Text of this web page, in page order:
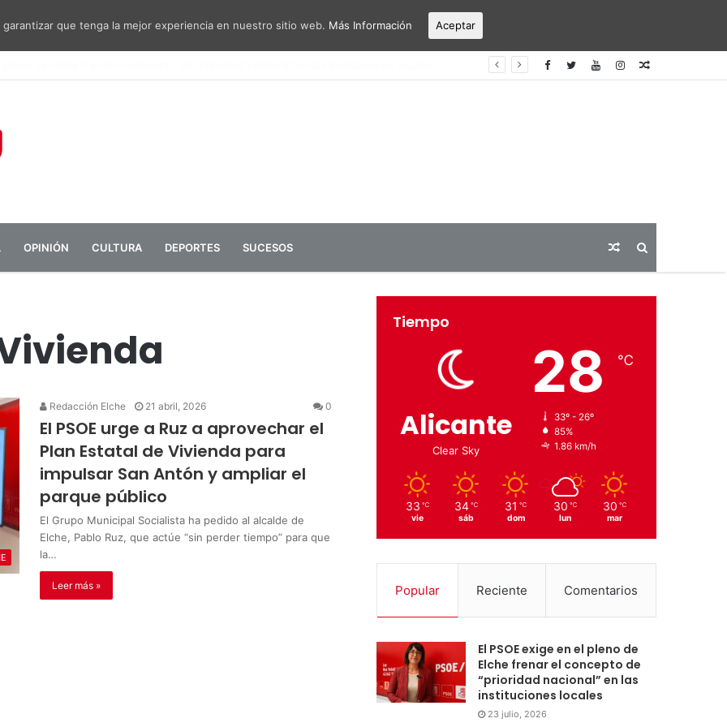
Articulo
OPINIÓN CULTURA DEPORTES SUCESOS Articulo
aleatorio
Redacción Elche 21 abril, 2026 0
El PSOE urge a Ruz a aprovechar el
Plan Estatal de Vivienda para
impulsar San Antón y ampliar el
parque público
El Grupo Municipal Socialista ha pedido al alcalde de
Elche, Pablo Ruz, que actúe “sin perder tiempo” para que
la…
Leer más »
Tiempo
Alicante
Clear Sky
28 ℃
33º - 26º
85%
1.86 km/h
33 ℃
vie
34 ℃
sáb
31 ℃
dom
30 ℃
lun
30 ℃
mar
Popular Reciente Comentarios
El PSOE exige en el pleno de
Elche frenar el concepto de
“prioridad nacional” en las
instituciones locales
23 julio, 2026
garantizar que tenga la mejor experiencia en nuestro sitio web. Más Información Aceptar